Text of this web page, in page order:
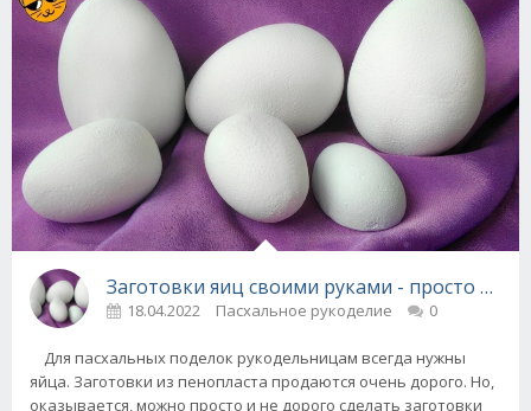
Заготовки яиц своими руками - просто и не
18.04.2022 Пасхальное рукоделие 0
Для пасхальных поделок рукодельницам всегда нужны
яйца. Заготовки из пенопласта продаются очень дорого. Но,
оказывается, можно просто и не дорого сделать заготовки